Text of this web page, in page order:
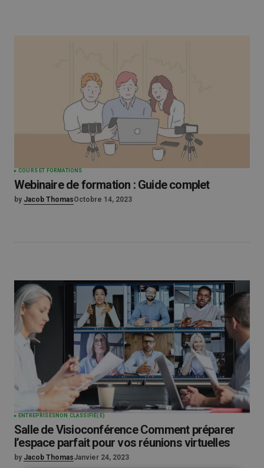
COURS ET FORMATIONS
Webinaire de formation : Guide complet
by Jacob ThomasOctobre 14, 2023
ENTREPRISESNON CLASSIFIÉ(E)
Salle de Visioconférence Comment préparer
l’espace parfait pour vos réunions virtuelles
by Jacob ThomasJanvier 24, 2023